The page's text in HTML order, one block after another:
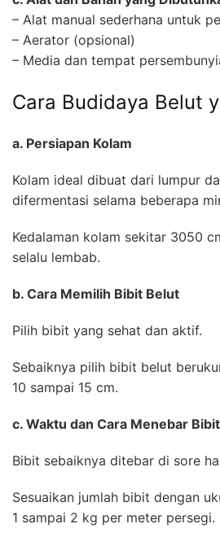
– Alat manual sederhana untuk
– Aerator (opsional)
– Media dan tempat
Cara Budidaya Belut
a. Persiapan Kolam
Kolam ideal dibuat dari lumpur
difermentasi selama beberapa
Kedalaman kolam sekitar 3050
selalu lembab.
b. Cara Memilih Bibit Belut
Pilih bibit yang sehat dan aktif.
Sebaiknya pilih bibit belut
10 sampai 15 cm.
c. Waktu dan Cara Menebar Bibit
Bibit sebaiknya ditebar di sore
Sesuaikan jumlah bibit dengan
1 sampai 2 kg per meter persegi.